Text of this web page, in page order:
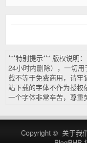
***特别提示*** 版权说明
24小时内删除），一切
载不等于免费商用，请
站下载的字体不作为授
一个字体非常辛苦，尊重
Copyright © 关于我